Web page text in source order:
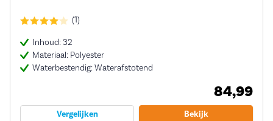
(1)
Inhoud: 32
Materiaal: Polyester
Waterbestendig: Waterafstotend
84,99
Vergelijken Bekijk